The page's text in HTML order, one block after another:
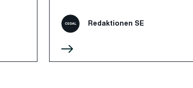
Redaktionen SE